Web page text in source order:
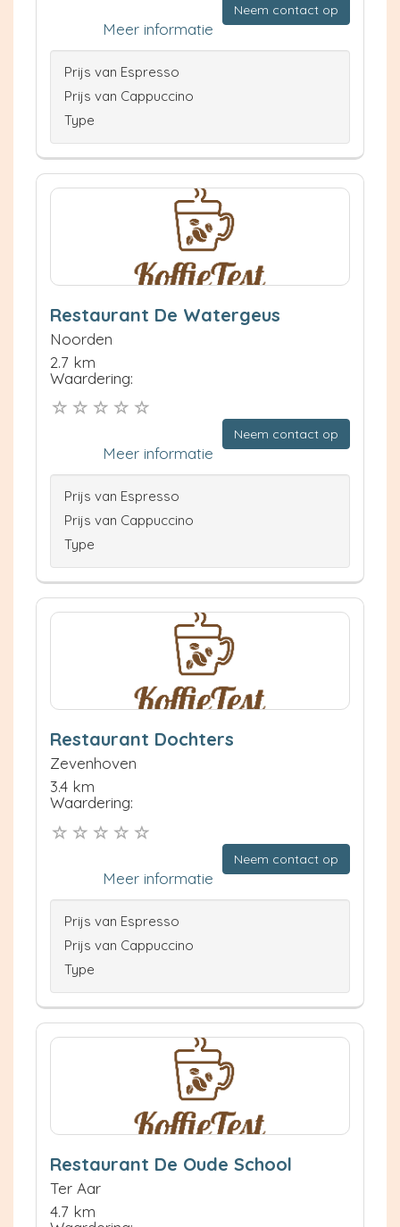
Neem contact op
Meer informatie
Prijs van Espresso
Prijs van Cappuccino
Type
Restaurant De Watergeus
Noorden
2.7 km
Waardering:
Neem contact op
Meer informatie
Prijs van Espresso
Prijs van Cappuccino
Type
Restaurant Dochters
Zevenhoven
3.4 km
Waardering:
Neem contact op
Meer informatie
Prijs van Espresso
Prijs van Cappuccino
Type
Restaurant De Oude School
Ter Aar
4.7 km